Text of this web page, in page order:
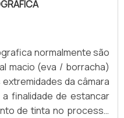
normalmente são
macio (eva / borracha)
da câmara
finalidade de estancar
de tinta no processo